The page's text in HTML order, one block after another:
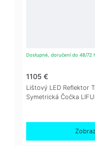
Dostupné, doručení do 48/72
1105 €
Lištový LED Reflektor
Symetrická Čočka